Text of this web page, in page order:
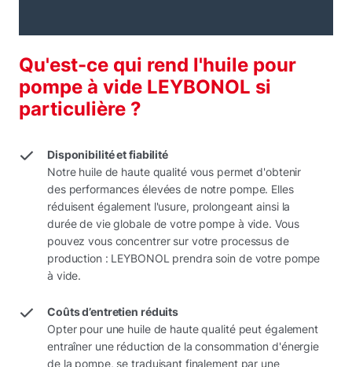
Qu'est-ce qui rend l'huile pour
pompe à vide LEYBONOL si
particulière ?
Disponibilité et fiabilité
Notre huile de haute qualité vous permet d'obtenir
des performances élevées de notre pompe. Elles
réduisent également l'usure, prolongeant ainsi la
durée de vie globale de votre pompe à vide. Vous
pouvez vous concentrer sur votre processus de
production : LEYBONOL prendra soin de votre pompe
à vide.
Coûts d’entretien réduits
Opter pour une huile de haute qualité peut également
entraîner une réduction de la consommation d'énergie
de la pompe, se traduisant finalement par une